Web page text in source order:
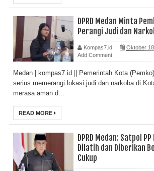
DPRD Medan Minta
Perangi Judi dan
Kompas7.id
Oktober
Add Comment
Medan | kompas7.id || Pemerintah Kota
serius memerangi lokasi judi dan narkoba di
merasa aman d...
READ MORE
DPRD Medan: Satpol
Dilatih dan Diberikan
Cukup